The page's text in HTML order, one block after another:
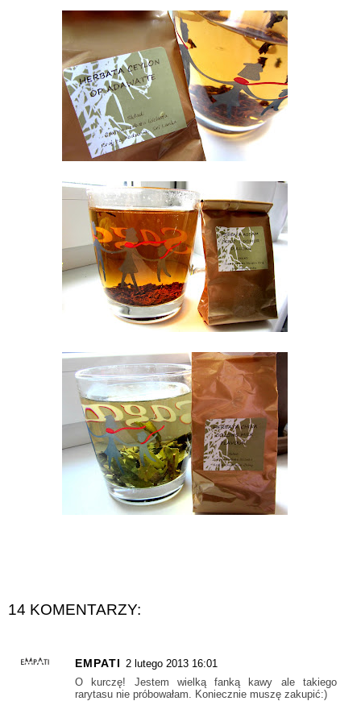
14 KOMENTARZY:
EMPATI 2 lutego 2013 16:01
O kurczę! Jestem wielką fanką kawy ale takiego
rarytasu nie próbowałam. Koniecznie muszę zakupić:)